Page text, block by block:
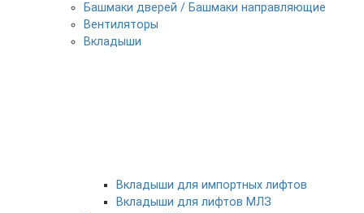
Башмаки дверей / Башмаки направляющие
Вентиляторы
Вкладыши
Вкладыши для импортных лифтов
Вкладыши для лифтов МЛЗ